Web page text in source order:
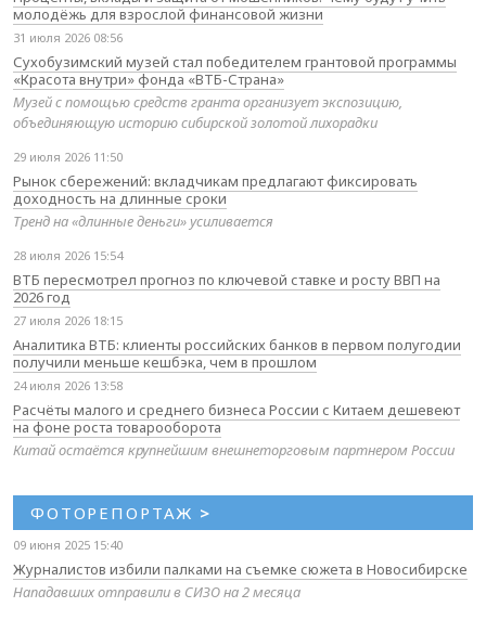
молодёжь для взрослой финансовой жизни
31 июля 2026 08:56
Сухобузимский музей стал победителем грантовой программы
«Красота внутри» фонда «ВТБ-Страна»
Музей с помощью средств гранта организует экспозицию,
объединяющую историю сибирской золотой лихорадки
29 июля 2026 11:50
Рынок сбережений: вкладчикам предлагают фиксировать
доходность на длинные сроки
Тренд на «длинные деньги» усиливается
28 июля 2026 15:54
ВТБ пересмотрел прогноз по ключевой ставке и росту ВВП на
2026 год
27 июля 2026 18:15
Аналитика ВТБ: клиенты российских банков в первом полугодии
получили меньше кешбэка, чем в прошлом
24 июля 2026 13:58
Расчёты малого и среднего бизнеса России с Китаем дешевеют
на фоне роста товарооборота
Китай остаётся крупнейшим внешнеторговым партнером России
ФОТОРЕПОРТАЖ >
09 июня 2025 15:40
Журналистов избили палками на съемке сюжета в Новосибирске
Нападавших отправили в СИЗО на 2 месяца